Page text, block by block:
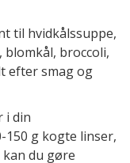
til hvidkålssuppe,
blomkål, broccoli,
efter smag og
i din
150 g kogte linser,
du gøre